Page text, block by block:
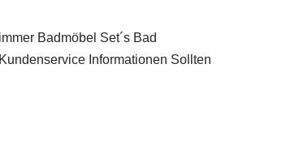
Badmöbel Set´s Bad
Informationen Sollten